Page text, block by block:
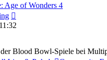
Age of Wonders 4
Beitrag
der Blood Bowl-Spiele bei